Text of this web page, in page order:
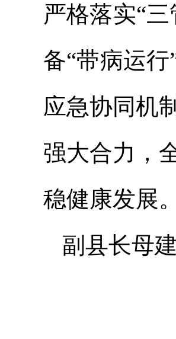
严格落实“
备“带病运
应急协同机
强大合力，
稳健康发展。
副县长母